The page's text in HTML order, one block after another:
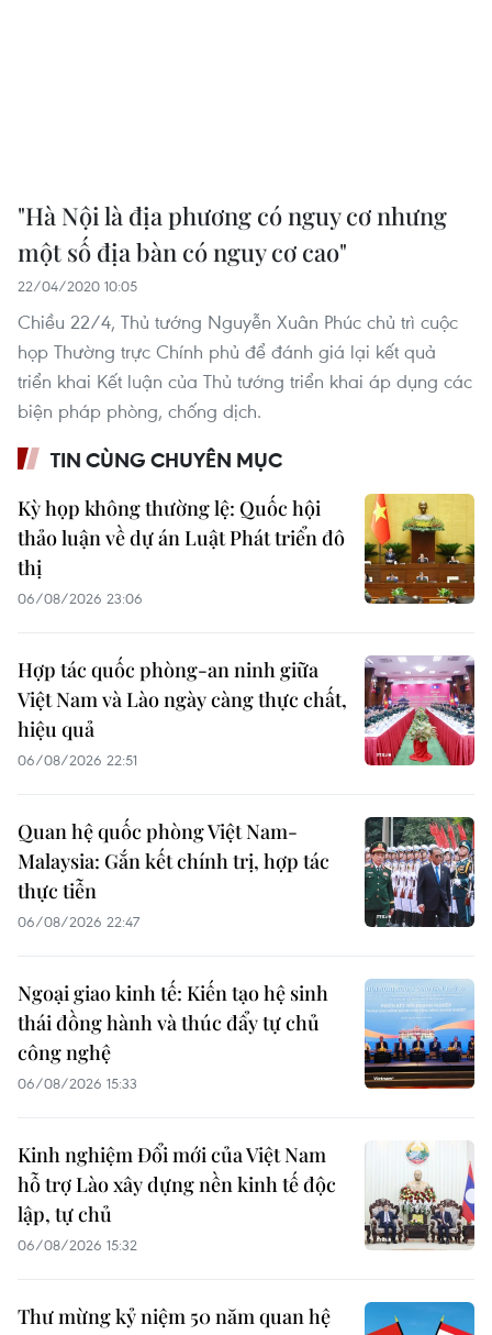
"Hà Nội là địa phương có nguy cơ nhưng
một số địa bàn có nguy cơ cao"
22/04/2020 10:05
Chiều 22/4, Thủ tướng Nguyễn Xuân Phúc chủ trì cuộc
họp Thường trực Chính phủ để đánh giá lại kết quả
triển khai Kết luận của Thủ tướng triển khai áp dụng các
biện pháp phòng, chống dịch.
TIN CÙNG CHUYÊN MỤC
Kỳ họp không thường lệ: Quốc hội
thảo luận về dự án Luật Phát triển đô
thị
06/08/2026 23:06
Hợp tác quốc phòng-an ninh giữa
Việt Nam và Lào ngày càng thực chất,
hiệu quả
06/08/2026 22:51
Quan hệ quốc phòng Việt Nam-
Malaysia: Gắn kết chính trị, hợp tác
thực tiễn
06/08/2026 22:47
Ngoại giao kinh tế: Kiến tạo hệ sinh
thái đồng hành và thúc đẩy tự chủ
công nghệ
06/08/2026 15:33
Kinh nghiệm Đổi mới của Việt Nam
hỗ trợ Lào xây dựng nền kinh tế độc
lập, tự chủ
06/08/2026 15:32
Thư mừng kỷ niệm 50 năm quan hệ